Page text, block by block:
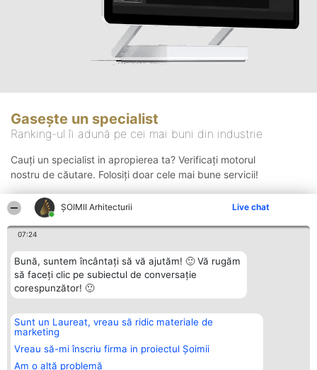
ȘOIMII Arhitecturii Live chat
07:24
Bună, suntem încântați să vă ajutăm! 🙂 Vă rugăm
să faceți clic pe subiectul de conversație
corespunzător! 🙂
Sunt un Laureat, vreau să ridic materiale de
marketing
Vreau să-mi înscriu firma in proiectul Șoimii
Am o altă problemă
Gasește un specialist
Ranking-ul îi adună pe cei mai buni din industrie
Cauți un specialist in apropierea ta? Verificați motorul
nostru de căutare. Folosiți doar cele mai bune servicii!
Organizator Ranking
BRIGHT SOLUTIONS BR SRL
Aleea Timisul De Sus 2 Bl. A30
Sc. A Et. 4 Ap. 13 Cod 061952
București
Plebiscyt
Lista Tuturor
Laureaților
Contact